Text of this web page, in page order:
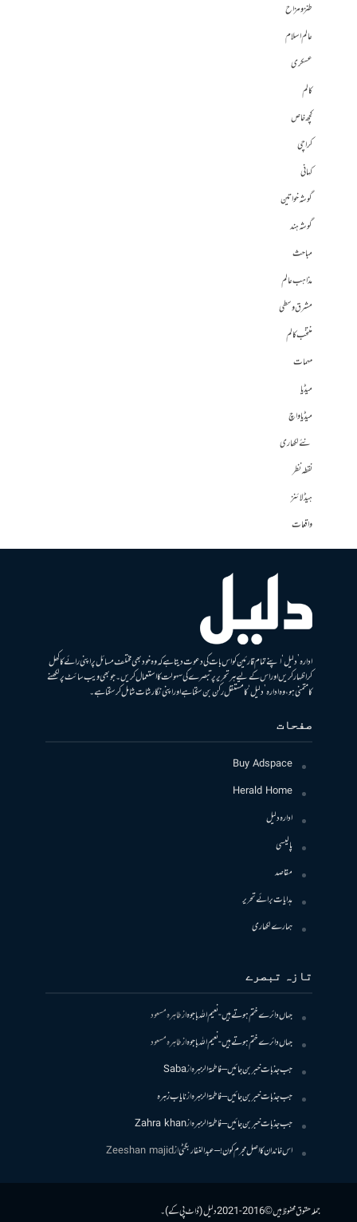
طنز و مزاح
عالم اسلام
عسکری
کالم
کچھ خاص
کراچی
کہانی
گوشہ خواتین
گوشہ ہند
مباحث
مذاہب عالم
مشرق وسطی
منتخب کالم
مہمات
میڈیا
میڈیا واچ
نئے لکھاری
نقطہ نظر
ہیڈلائنز
واقعات
ادارہ ’دلیل‘ اپنے تمام قارئین کو اس بات کی دعوت دیتا ہے کہ وہ خود بھی مختلف مسائل پر اپنی رائے کا کھل
کر اظہار کریں اور اس کے لیے ہر تحریر پر تبصرے کی سہولت کا استعمال کریں۔ جو بھی ویب سائٹ پر لکھنے
کا متمنی ہو، وہ ادارہ ’دلیل‘ کا مستقل رکن بن سکتا ہے اور اپنی نگارشات شامل کرسکتا ہے۔
صفحات
Buy Adspace
Herald Home
ادارہ دلیل
پالیسی
مقاصد
ہدایات برائے تحریر
ہمارے لکھاری
تازہ تبصرے
جہاں دائرے ختم ہوتے ہیں- نعیم اللہ باجوہازطاہرہ مسعود
جہاں دائرے ختم ہوتے ہیں- نعیم اللہ باجوہازطاہرہ مسعود
جب جذبات خبر بن جائیں – فاطمۃالزہرہازSaba
جب جذبات خبر بن جائیں – فاطمۃالزہرہازنایاب زہرہ
جب جذبات خبر بن جائیں – فاطمۃالزہرہازZahra khan
اس خاندان کا اصل مجرم کون! – عبدالغفار بگٹیازZeeshan majid
جملہ حقوق محفوظ ہیں © 2016-2021 دلیل (ڈاٹ پی کے)۔